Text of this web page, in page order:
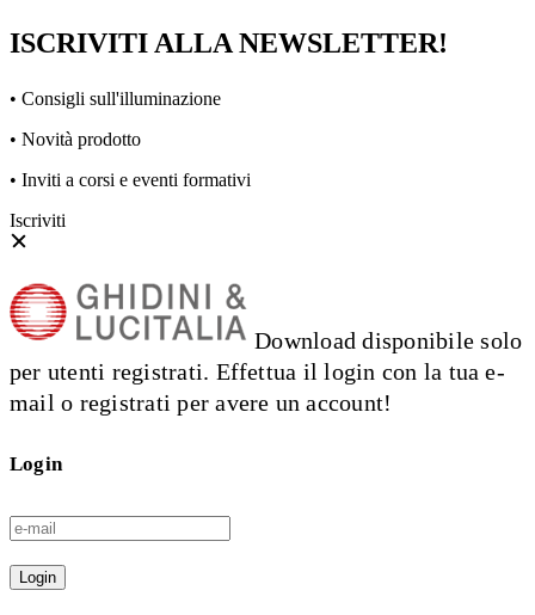
ISCRIVITI ALLA NEWSLETTER!
• Consigli sull'illuminazione
• Novità prodotto
• Inviti a corsi e eventi formativi
Iscriviti
Download disponibile solo
per utenti registrati. Effettua il login con la tua e-
mail o registrati per avere un account!
Login
Login